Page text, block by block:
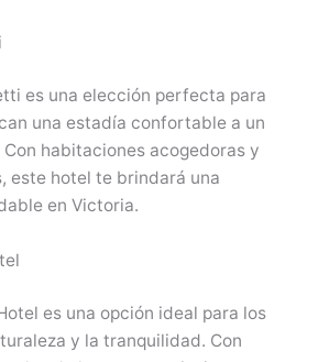
es una elección perfecta para
una estadía confortable a un
habitaciones acogedoras y
este hotel te brindará una
en Victoria.
es una opción ideal para los
y la tranquilidad. Con